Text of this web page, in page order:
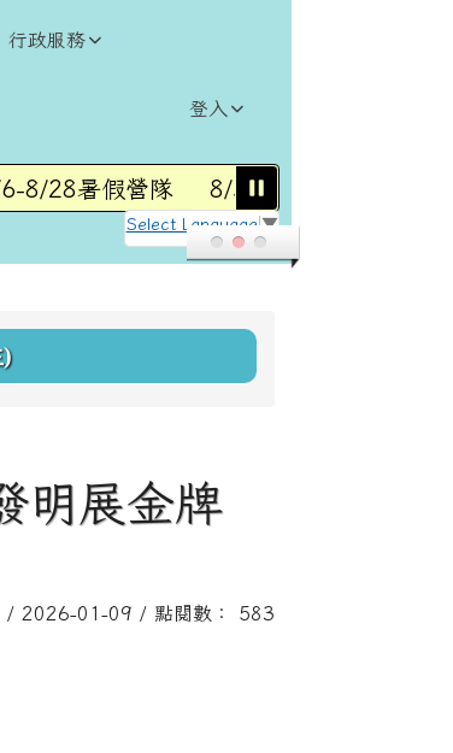
行政服務
登入
28暑假營隊 8/31(一)115學年度第1學
Select Language ▼
)
明展金牌
/ 2026-01-09 / 點閱數： 583